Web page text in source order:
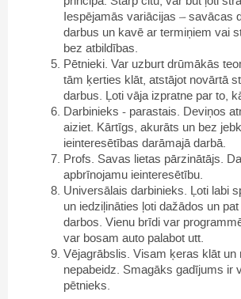
Iespējamās variācijas – savācas
darbus un kavē ar termiņiem vai
bez atbildības.
Pētnieki. Var uzburt drūmākās
tām ķerties klāt, atstājot novārtā
darbus. Ļoti vāja izpratne par to,
Darbinieks - parastais. Deviņos
aiziet. Kārtīgs, akurāts un bez
ieinteresētības darāmajā darbā.
Profs. Savas lietas pārzinātājs.
apbrīnojamu ieinteresētību.
Universālais darbinieks. Ļoti labi
un iedziļināties ļoti dažādos un
darbos. Vienu brīdi var
var bosam auto palabot utt.
Vējagrābslis. Visam ķeras klāt un
nepabeidz. Smagāks gadījums ir
pētnieks.